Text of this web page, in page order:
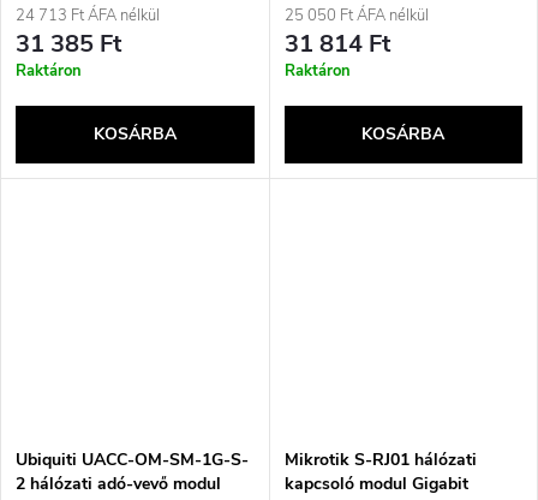
Power over Ethernet (PoE)
technológiát Szürke
24 713 Ft ÁFA nélkül
31 385 Ft
Raktáron
KOSÁRBA
25 050 Ft ÁFA nélkül
31 814 Ft
Raktáron
KOSÁRBA
Ubiquiti UACC-OM-SM-1G-S-
2 hálózati adó-vevő modul
Mikrotik S-RJ01 hálózati
kapcsoló modul Gigabit